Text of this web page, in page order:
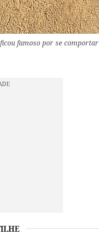
famoso por se